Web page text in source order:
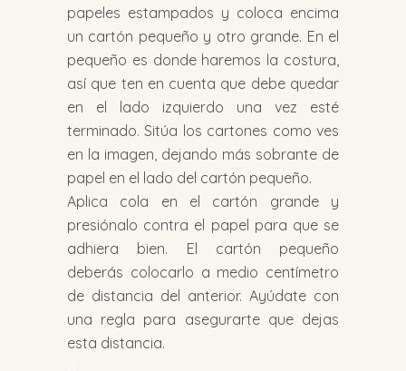
papeles estampados y coloca encima
un cartón pequeño y otro grande. En el
pequeño es donde haremos la costura,
así que ten en cuenta que debe quedar
en el lado izquierdo una vez esté
terminado. Sitúa los cartones como ves
en la imagen, dejando más sobrante de
papel en el lado del cartón pequeño.
Aplica cola en el cartón grande y
presiónalo contra el papel para que se
adhiera bien. El cartón pequeño
deberás colocarlo a medio centímetro
de distancia del anterior. Ayúdate con
una regla para asegurarte que dejas
esta distancia.